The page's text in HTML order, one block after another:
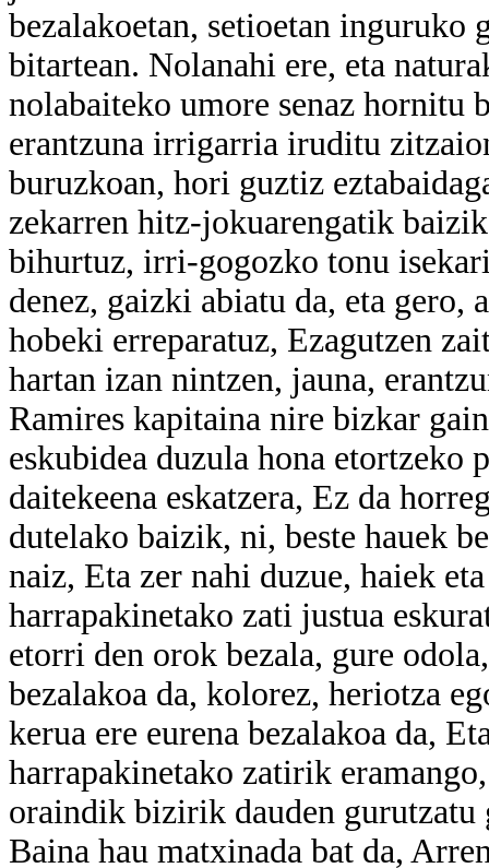
bezalakoetan, setioetan
bitartean. Nolanahi ere, eta
nolabaiteko umore senaz hornitu
erantzuna irrigarria iruditu
buruzkoan, hori guztiz
zekarren hitz-jokuarengatik
bihurtuz, irri-gogozko tonu
denez, gaizki abiatu da, eta gero,
hobeki erreparatuz, Ezagutzen
hartan izan nintzen, jauna,
Ramires kapitaina nire bizkar
eskubidea duzula hona etortzeko
daitekeena eskatzera, Ez da
dutelako baizik, ni, beste hauek
naiz, Eta zer nahi duzue, haiek
harrapakinetako zati justua
etorri den orok bezala, gure
bezalakoa da, kolorez, heriotza
kerua ere eurena bezalakoa da,
harrapakinetako zatirik
oraindik bizirik dauden
Baina hau matxinada bat da,